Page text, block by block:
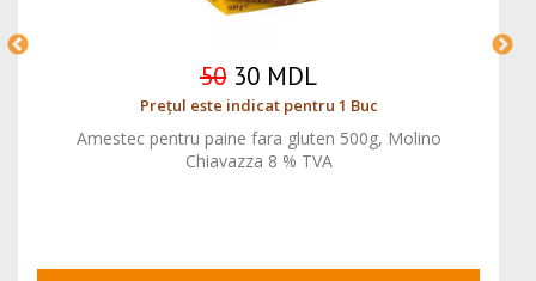
50 30 MDL
Prețul este indicat pentru 1 Buc
Amestec pentru paine fara gluten 500g, Molino
Chiavazza 8 % TVA